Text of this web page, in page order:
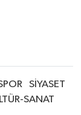
SİYASET
SANAT